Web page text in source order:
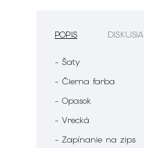
POPIS DISKUSIA
- Šaty
- Čierna farba
- Opasok
- Vrecká
- Zapínanie na zips